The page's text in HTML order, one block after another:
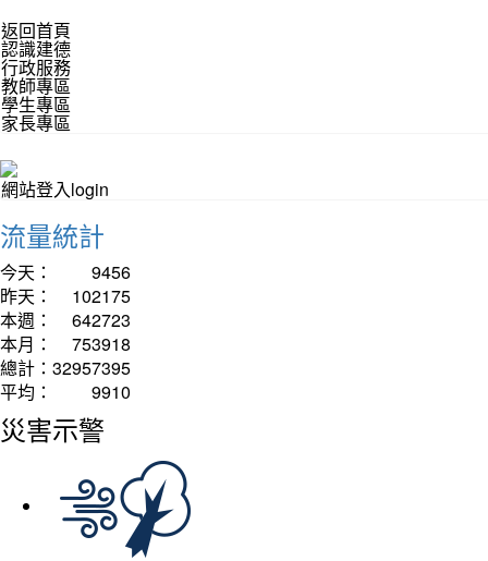
返回首頁
認識建德
行政服務
教師專區
學生專區
家長專區
網站登入login
流量統計
今天：
9456
昨天：
102175
本週：
642723
本月：
753918
總計： 32957395
平均：
9910
災害示警